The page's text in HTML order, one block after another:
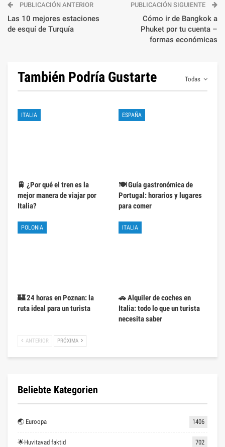
PUBLICACIÓN ANTERIOR
Las 10 mejores estaciones
de esquí de Turquía
PUBLICACIÓN SIGUIENTE
Cómo ir de Bangkok a
Phuket por tu cuenta –
formas económicas
Todas
También Podría Gustarte
ITALIA
🚆 ¿Por qué el tren es la
mejor manera de viajar por
Italia?
ESPAÑA
🍽️ Guía gastronómica de
Portugal: horarios y lugares
para comer
POLONIA
🏰 24 horas en Poznan: la
ruta ideal para un turista
ITALIA
🚗 Alquiler de coches en
Italia: todo lo que un turista
necesita saber
ANTERIOR PRÓXIMA
Beliebte Kategorien
🌏 Euroopa 1406
🌟Huvitavad faktid 702